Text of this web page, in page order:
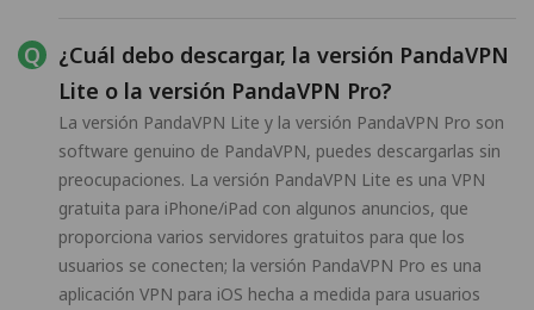
¿Cuál debo descargar, la versión PandaVPN
Lite o la versión PandaVPN Pro?
La versión PandaVPN Lite y la versión PandaVPN Pro son
software genuino de PandaVPN, puedes descargarlas sin
preocupaciones. La versión PandaVPN Lite es una VPN
gratuita para iPhone/iPad con algunos anuncios, que
proporciona varios servidores gratuitos para que los
usuarios se conecten; la versión PandaVPN Pro es una
aplicación VPN para iOS hecha a medida para usuarios